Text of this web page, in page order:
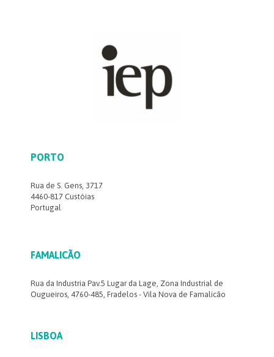
PORTO
Rua de S. Gens, 3717
4460-817 Custóias
Portugal
FAMALICÃO
Rua da Industria Pav.5 Lugar da Lage, Zona Industrial de
Ougueiros, 4760-485, Fradelos - Vila Nova de Famalicão
LISBOA